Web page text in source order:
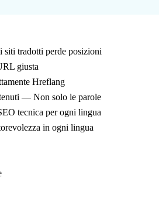
siti tradotti perde posizioni
giusta
Hreflang
— Non solo le parole
tecnica per ogni lingua
in ogni lingua